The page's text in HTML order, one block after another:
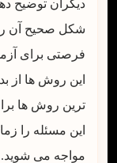
دیگران توضیح
شکل صحیح آن را
فرصتی برای
این روش ها از
ترین روش ها
این مسئله را
مواجه می شوید.